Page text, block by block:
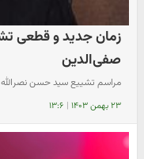
زمان جدید و قطعی
صفی‌الدین
مراسم تشییع سید حسن
۲۳ بهمن ۱۴۰۳ | ۱۳:۶